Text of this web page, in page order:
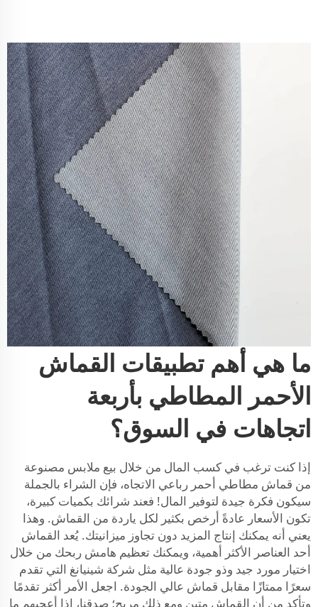
ما هي أهم تطبيقات القماش
الأحمر المطاطي بأربعة
اتجاهات في السوق؟
إذا كنت ترغب في كسب المال من خلال بيع ملابس مصنوعة
من قماش مطاطي أحمر رباعي الاتجاه، فإن الشراء بالجملة
سيكون فكرة جيدة لتوفير المال! فعند شرائك بكميات كبيرة،
تكون الأسعار عادةً أرخص بكثير لكل ياردة من القماش. وهذا
يعني أنه يمكنك إنتاج المزيد دون تجاوز ميزانيتك. يُعد القماش
أحد العناصر الأكثر أهمية، ويمكنك تعظيم هامش ربحك من خلال
اختيار مورد جيد وذو جودة عالية مثل شركة شينيانغ التي تقدم
سعرًا ممتازًا مقابل قماش عالي الجودة. اجعل الأمر أكثر تقدمًا
وتأكد من أن القماش متين ومع ذلك مريح؛ صدقنا، إذا أعجبهم ما